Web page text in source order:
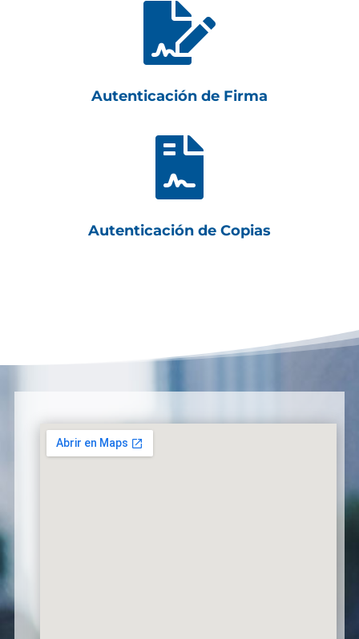

Autenticación de Firma

Autenticación de Copias